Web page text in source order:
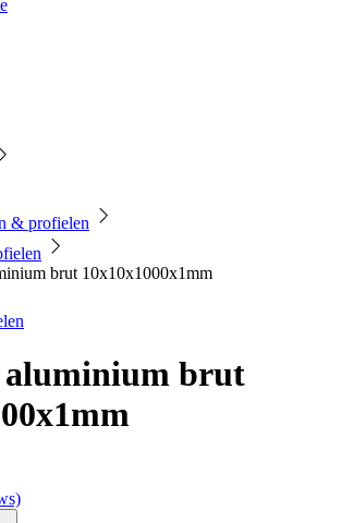
& profielen
brut 10x10x1000x1mm
brut